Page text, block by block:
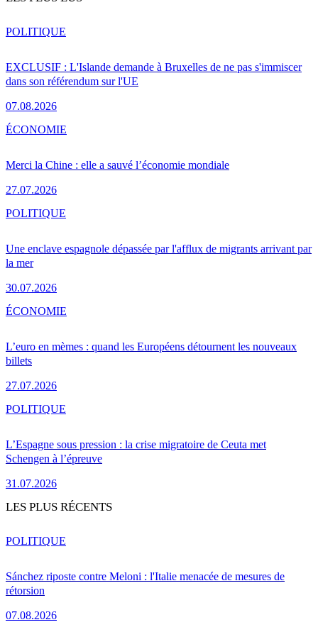
EXCLUSIF : L'Islande demande à Bruxelles de ne pas s'immiscer
dans son référendum sur l'UE
07.08.2026
POLITIQUE
Merci la Chine : elle a sauvé l’économie mondiale
27.07.2026
ÉCONOMIE
Une enclave espagnole dépassée par l'afflux de migrants arrivant par
la mer
30.07.2026
POLITIQUE
L’euro en mèmes : quand les Européens détournent les nouveaux
billets
27.07.2026
ÉCONOMIE
L’Espagne sous pression : la crise migratoire de Ceuta met
Schengen à l’épreuve
31.07.2026
POLITIQUE
LES PLUS RÉCENTS
Sánchez riposte contre Meloni : l'Italie menacée de mesures de
rétorsion
07.08.2026
POLITIQUE